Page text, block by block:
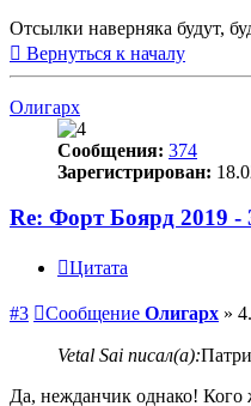
Отсылки наверняка будут,
Вернуться к началу
Олигарх
Сообщения: 374
Зарегистрирован:
Re: Форт Боярд 2019 -
Цитата
#3 Сообщение Олигарх »
Vetal Sai писал(а):
Да, нежданчик однако! Кого